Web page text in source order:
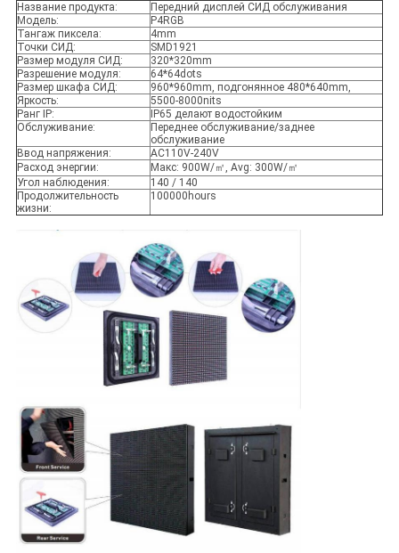
Название продукта:
Передний дисплей СИД обслуживания
Модель:
P4RGB
Тангаж пиксела:
4mm
Точки СИД:
SMD1921
Размер модуля СИД:
320*320mm
Разрешение модуля:
64*64dots
Размер шкафа СИД:
960*960mm, подгонянное 480*640mm,
Яркость:
5500-8000nits
Ранг IP:
IP65 делают водостойким
Обслуживание:
Переднее обслуживание/заднее
обслуживание
Ввод напряжения:
AC110V-240V
Расход энергии:
Макс: 900W/㎡, Avg: 300W/㎡
Угол наблюдения:
140 / 140
Продолжительность
жизни:
100000hours